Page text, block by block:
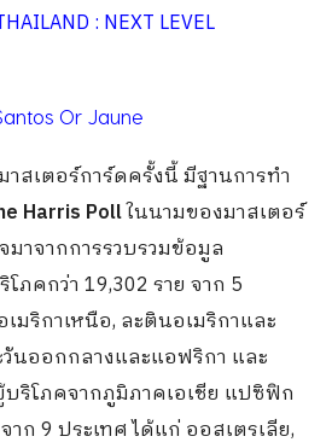
สเตอร์การ์ดครั้งนี้ มีฐานการทำ
Harris Pollในนามของมาสเตอร์
มาจากการรวบรวมข้อมูล
คกว่า 19,302 ราย จาก 5
มริกาเหนือ, ละตินอเมริกาและ
นออกกลางและแอฟริกา และ
ริโภคจากภูมิภาคเอเชีย แปซิฟิก
าก 9 ประเทศ ได้แก่ ออสเตรเลีย,